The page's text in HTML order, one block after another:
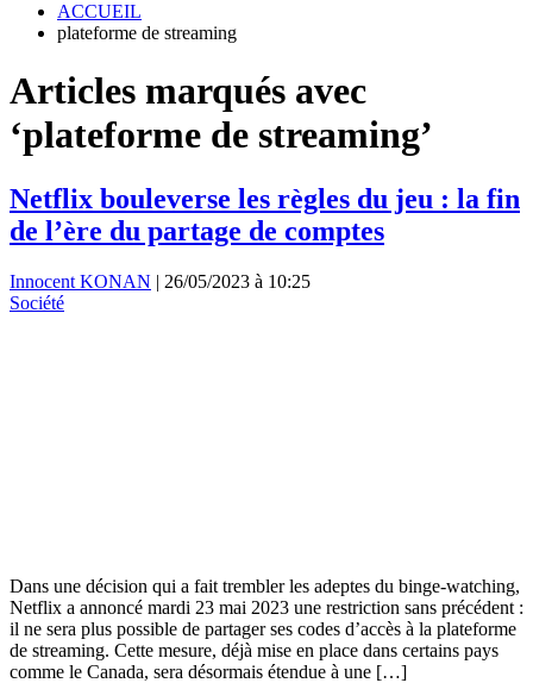
ACCUEIL
plateforme de streaming
Articles marqués avec
‘plateforme de streaming’
Netflix bouleverse les règles du jeu : la fin
de l’ère du partage de comptes
Innocent KONAN | 26/05/2023 à 10:25
Société
Dans une décision qui a fait trembler les adeptes du binge-watching,
Netflix a annoncé mardi 23 mai 2023 une restriction sans précédent :
il ne sera plus possible de partager ses codes d’accès à la plateforme
de streaming. Cette mesure, déjà mise en place dans certains pays
comme le Canada, sera désormais étendue à une […]